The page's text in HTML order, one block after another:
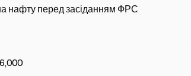
нафту перед засіданням ФРС